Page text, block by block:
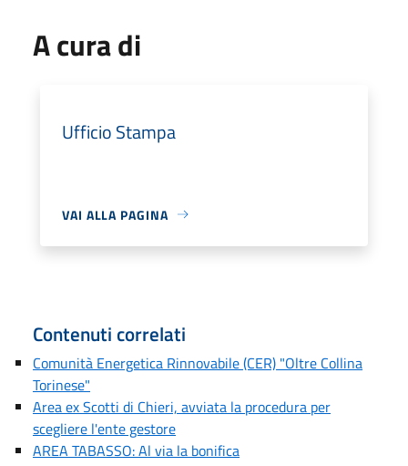
A cura di
Ufficio Stampa
VAI ALLA PAGINA
Contenuti correlati
Comunità Energetica Rinnovabile (CER) "Oltre Collina
Torinese"
Area ex Scotti di Chieri, avviata la procedura per
scegliere l'ente gestore
AREA TABASSO: Al via la bonifica